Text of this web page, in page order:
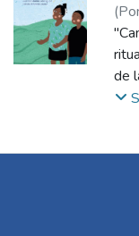
(
de
la